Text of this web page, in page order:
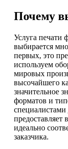
Почему
Услуга печати
выбирается
первых, это
используем
мировых
высочайшего
значительное
форматов и
предоставляет
идеально
заказчика.